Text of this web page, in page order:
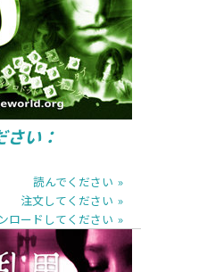
してください
い：
ださい
読んでください
注文してください
ロードしてください